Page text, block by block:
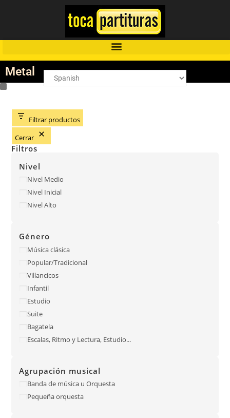
Metal
Filtrar productos
Cerrar
Filtros
Nivel
Nivel Medio
Nivel Inicial
Nivel Alto
Género
Música clásica
Popular/Tradicional
Villancicos
Infantil
Estudio
Suite
Bagatela
Escalas, Ritmo y Lectura, Estudio...
Agrupación musical
Banda de música u Orquesta
Pequeña orquesta